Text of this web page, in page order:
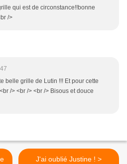
qui est de circonstance!!bonne
/>
belle grille de Lutin !!! Et pour cette
/> <br /> <br /> Bisous et douce
J'ai oublié Justine ! >